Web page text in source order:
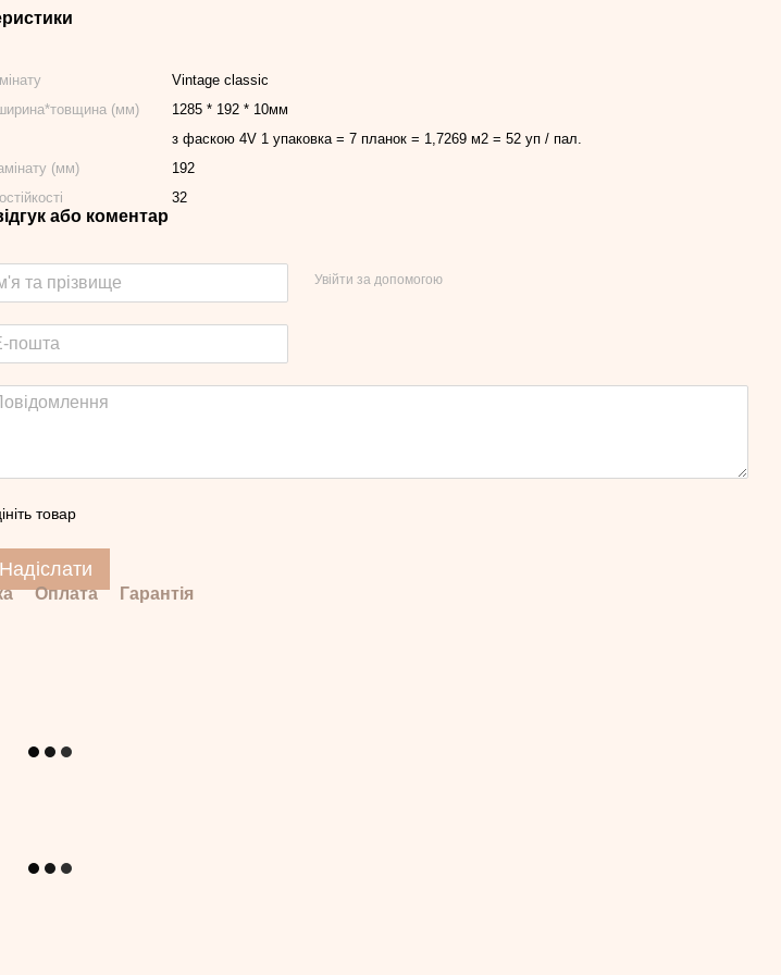
Vintage classic
(мм)
1285 * 192 * 10мм
з фаскою 4V 1 упаковка = 7 планок = 1,7269 м2 = 52 уп / пал.
(мм)
192
32
або коментар
Увійти за допомогою
товар
Надіслати
Оплата Гарантія